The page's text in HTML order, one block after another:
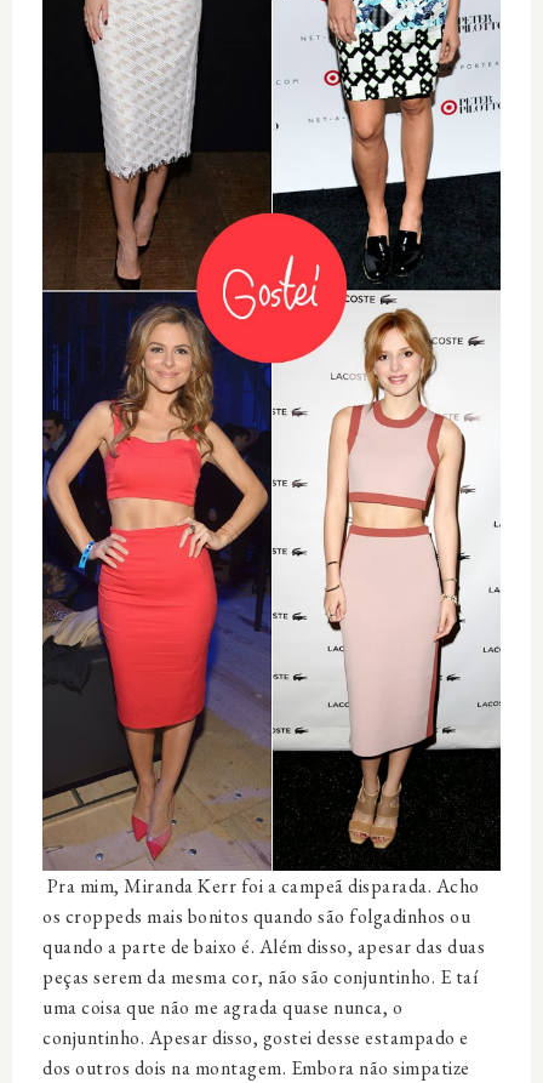
Pra mim, Miranda Kerr foi a campeã disparada. Acho
os croppeds mais bonitos quando são folgadinhos ou
quando a parte de baixo é. Além disso, apesar das duas
peças serem da mesma cor, não são conjuntinho. E taí
uma coisa que não me agrada quase nunca, o
conjuntinho. Apesar disso, gostei desse estampado e
dos outros dois na montagem. Embora não simpatize